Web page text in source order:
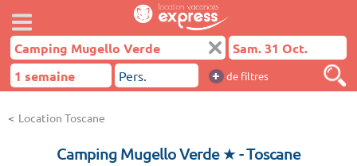
+ de filtres
Location Toscane
Camping Mugello Verde ★- Toscane